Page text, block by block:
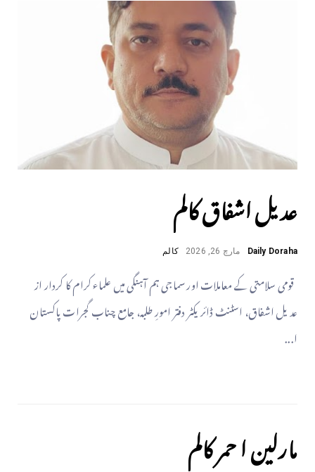
عدیل اشفاق کالم
Daily Doraha مارچ 26, 2026 کالم
قومی سلامتی کے معاملات اور سماجی ہم آہنگی میں علماء کرام کا کردار از
عدیل اشفاق، اسٹنٹ ڈائریکٹر دفتر امورِ طلبہ، جامع چناب گجرات پاکستان
ا...
مارلین ا حمر کالم